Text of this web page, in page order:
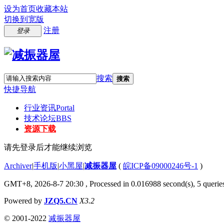
设为首页收藏本站
切换到宽版
登录 注册
搜索 搜索
快捷导航
行业资讯Portal
技术论坛BBS
资源下载
请先登录后才能继续浏览
Archiver|手机版|小黑屋|减振器屋 ( 皖ICP备09000246号-1 )
GMT+8, 2026-8-7 20:30 , Processed in 0.016988 second(s), 5
Powered by JZQ5.CN X3.2
© 2001-2022 减振器屋